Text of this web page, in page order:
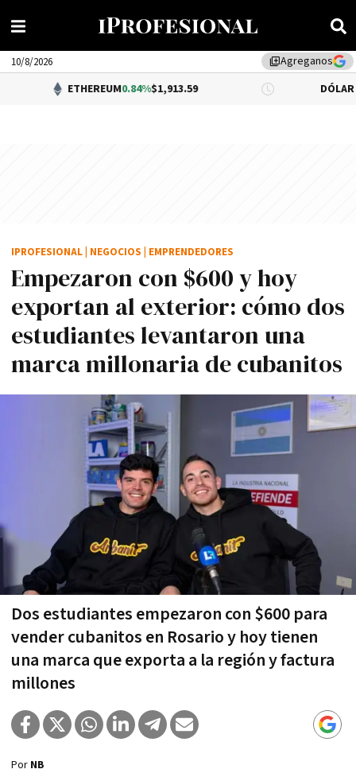
library_addAgreganos
10/8/2026
0.84%$1,913.59 DÓLAR BNA 0.34%
Empezaron con $600 y hoy
exportan al exterior: cómo dos
estudiantes levantaron una
marca millonaria de cubanitos
Dos estudiantes empezaron con $600 para
vender cubanitos en Rosario y hoy tienen
una marca que exporta a la región y factura
millones
IPROFESIONAL NEGOCIOS EMPRENDEDORES
Por NB